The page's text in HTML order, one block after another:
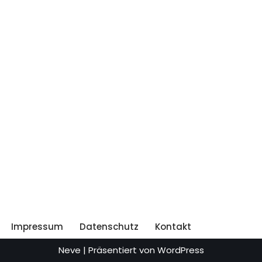
Impressum Datenschutz
Kontakt
Neve | Präsentiert von WordPress